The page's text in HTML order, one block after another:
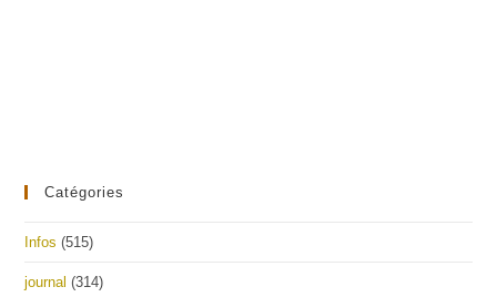
Catégories
Infos (515)
journal (314)